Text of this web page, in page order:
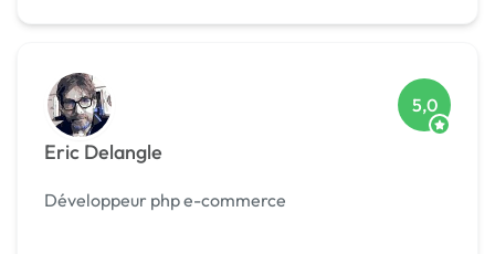
Eric Delangle
5,0
Développeur php e-commerce